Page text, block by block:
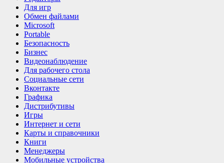
Для игр
Обмен файлами
Microsoft
Portable
Безопасность
Бизнес
Видеонаблюдение
Для рабочего стола
Социальные сети
Вконтакте
Графика
Дистрибутивы
Игры
Интернет и cети
Карты и справочники
Книги
Менеджеры
Мобильные устройства